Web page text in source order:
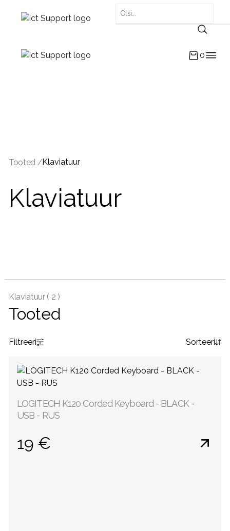
0
Tooted /Klaviatuur
Klaviatuur
Klaviatuur ( 2 )
Tooted
Filtreeri Sorteeri
LOGITECH K120 Corded Keyboard - BLACK -
USB - RUS
19 €